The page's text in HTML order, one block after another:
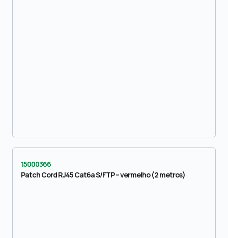
15000366
Patch Cord RJ45 Cat6a S/FTP – vermelho (2 metros)